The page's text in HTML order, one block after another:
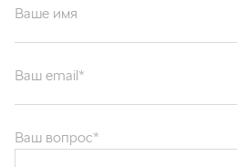
Ваше имя
персональных данных